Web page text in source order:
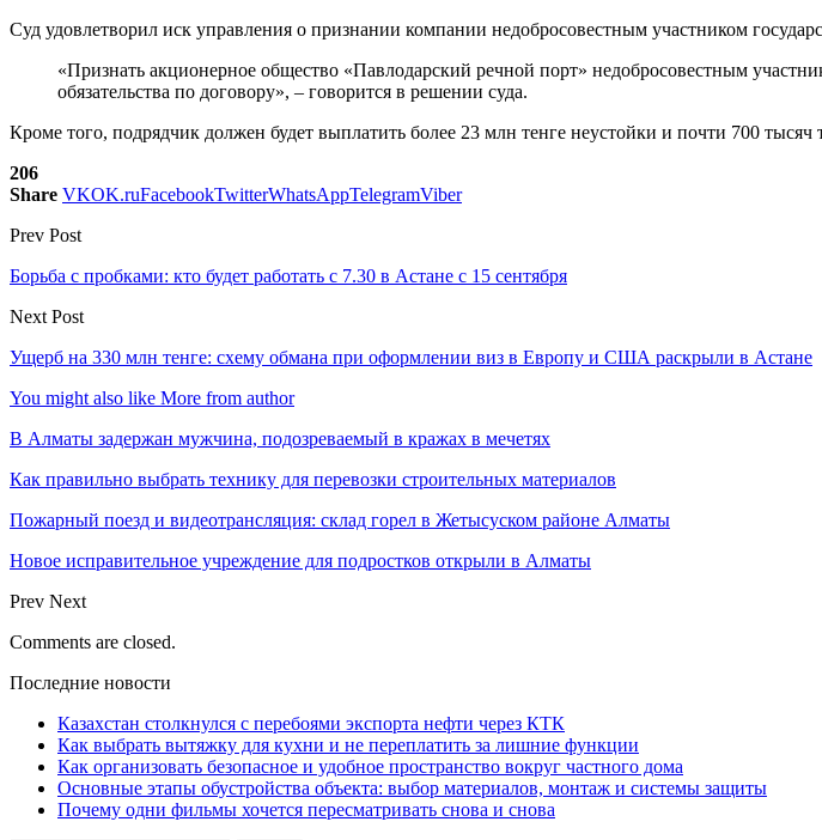
Суд удовлетворил иск управления о признании компании недобросовестным участником
«Признать акционерное общество «Павлодарский речной порт» недобросовестным
обязательства по договору», – говорится в решении суда.
Кроме того, подрядчик должен будет выплатить более 23 млн тенге неустойки и почти 700
206
Share VKOK.ruFacebookTwitterWhatsAppTelegramViber
Prev Post
Борьба с пробками: кто будет работать с 7.30 в Астане с 15 сентября
Next Post
Ущерб на 330 млн тенге: схему обмана при оформлении виз в Европу и США раскрыли в Астане
You might also like More from author
В Алматы задержан мужчина, подозреваемый в кражах в мечетях
Как правильно выбрать технику для перевозки строительных материалов
Пожарный поезд и видеотрансляция: склад горел в Жетысуском районе Алматы
Новое исправительное учреждение для подростков открыли в Алматы
Prev Next
Comments are closed.
Последние новости
Казахстан столкнулся с перебоями экспорта нефти через КТК
Как выбрать вытяжку для кухни и не переплатить за лишние функции
Как организовать безопасное и удобное пространство вокруг частного дома
Основные этапы обустройства объекта: выбор материалов, монтаж и системы защиты
Почему одни фильмы хочется пересматривать снова и снова